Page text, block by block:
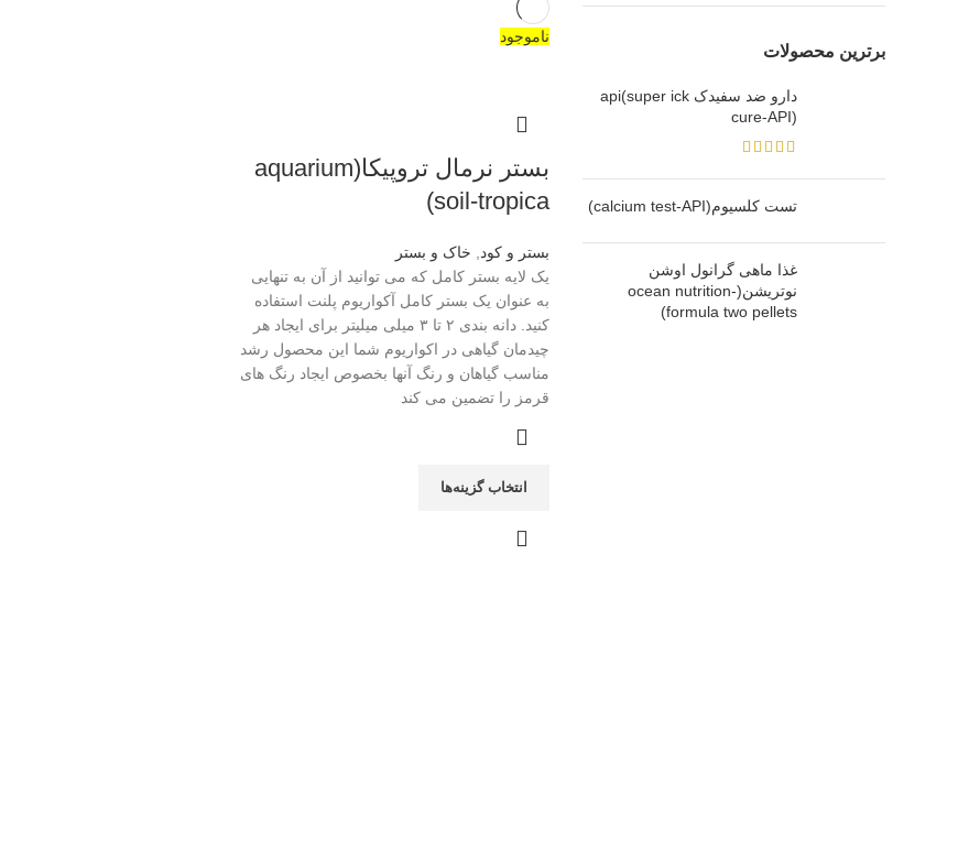
برترین محصولات
دارو ضد سفیدک api(super ick
cure-API)
تست کلسیوم(calcium test-API)
غذا ماهی گرانول اوشن
نوتریشن(ocean nutrition-
formula two pellets)
ناموجود
بستر نرمال تروپیکا(aquarium
soil-tropica)
بستر و کود, خاک و بستر
یک لایه بستر کامل که می توانید از آن به تنهایی
به عنوان یک بستر کامل آکواریوم پلنت استفاده
کنید. دانه بندی ۲ تا ۳ میلی میلیتر برای ایجاد هر
چیدمان گیاهی در اکواریوم شما این محصول رشد
مناسب گیاهان و رنگ آنها بخصوص ایجاد رنگ های
قرمز را تضمین می کند
انتخاب گزینه‌ها